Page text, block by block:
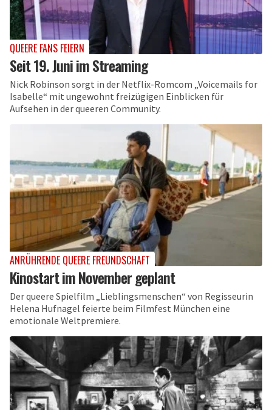
QUEERE FANS FEIERN
Seit 19. Juni im Streaming
Nick Robinson sorgt in der Netflix-Romcom „Voicemails for
Isabelle“ mit ungewohnt freizügigen Einblicken für
Aufsehen in der queeren Community.
ANRÜHRENDE QUEERE FREUNDSCHAFT
Kinostart im November geplant
Der queere Spielfilm „Lieblingsmenschen“ von Regisseurin
Helena Hufnagel feierte beim Filmfest München eine
emotionale Weltpremiere.